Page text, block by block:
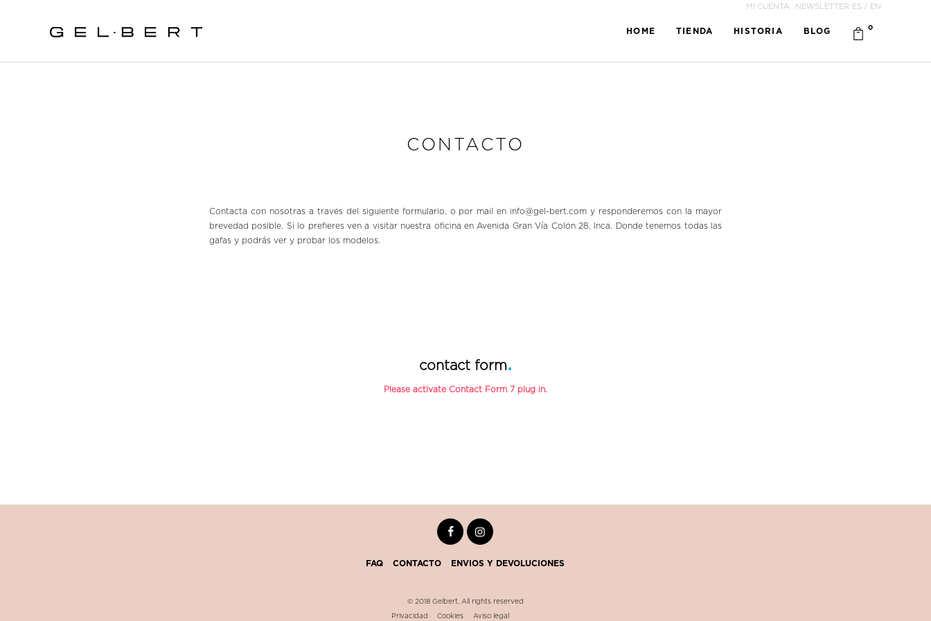
ES / EN
MI CUENTA NEWSLETTER
HOME TIENDA HISTORIA BLOG 0
CONTACTO
Contacta con nosotras a través del siguiente formulario, o por mail en info@gel-bert.com y responderemos con la mayor
brevedad posible. Si lo prefieres ven a visitar nuestra oficina en Avenida Gran Vía Colón 28, Inca. Donde tenemos todas las
gafas y podrás ver y probar los modelos.
contact form
Please activate Contact Form 7 plug in.
FAQ CONTACTO ENVIOS Y DEVOLUCIONES
© 2018 Gelbert. All rights reserved
Privacidad Cookies Aviso legal